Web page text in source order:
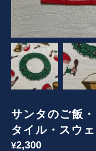
サンタのご飯
タイル・スウ
¥2,300